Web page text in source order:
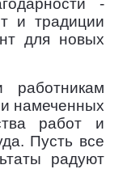
-
и традиции
для новых
намеченных
работ и
Пусть все
радуют